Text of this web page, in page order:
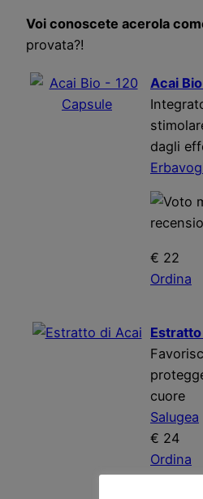
Voi conoscete acerola
provata?!
Acai
dagli
€ 22
Ordina
cuore
Salugea
€ 24
Ordina